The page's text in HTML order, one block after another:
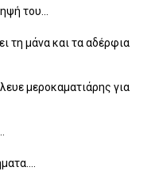
του…
τη μάνα και τα αδέρφια
μεροκαματιάρης για